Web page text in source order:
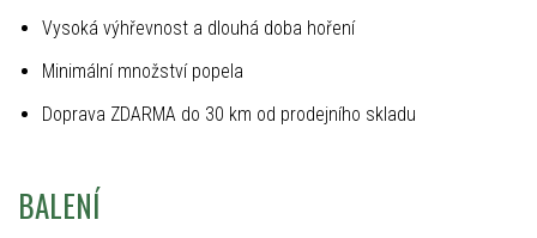
Vysoká výhřevnost a dlouhá doba hoření
Minimální množství popela
Doprava ZDARMA do 30 km od prodejního skladu
BALENÍ